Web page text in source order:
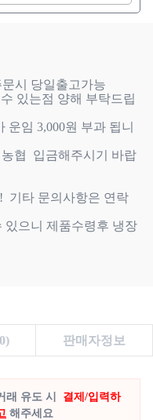
있는점 양해 부탁드립
임 3,000원 부과 됩니
기타 문의사항은 연락
있으니 제품수령후 냉장
판매자정보
래 유도 시
결제/입력하
해주세요